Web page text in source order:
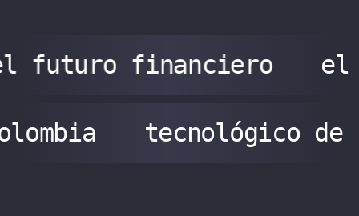
futuro financiero el
tecnológico de